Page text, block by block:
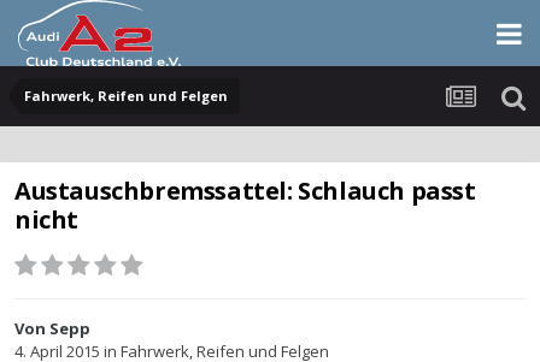
Fahrwerk, Reifen und Felgen
Austauschbremssattel: Schlauch passt
nicht
Von Sepp
4. April 2015 in Fahrwerk, Reifen und Felgen